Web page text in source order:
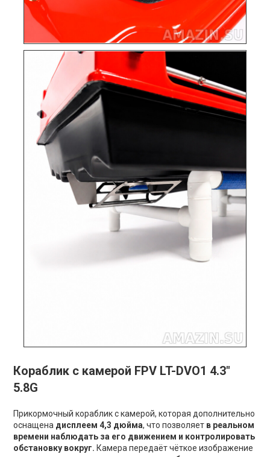
Кораблик с камерой FPV LT-DVO1 4.3"
5.8G
Прикормочный кораблик с камерой, которая дополнительно
оснащена дисплеем 4,3 дюйма, что позволяет в реальном
времени наблюдать за его движением и контролировать
обстановку вокруг. Камера передаёт чёткое изображение